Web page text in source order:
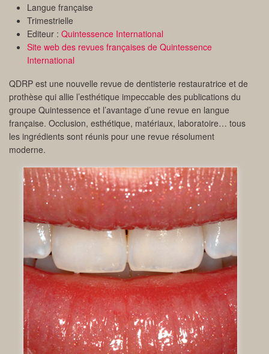
Langue française
Trimestrielle
Editeur : Quintessence International
Site web des revues françaises de Quintessence
International
QDRP est une nouvelle revue de dentisterie restauratrice et de
prothèse qui allie l’esthétique impeccable des publications du
groupe Quintessence et l’avantage d’une revue en langue
française. Occlusion, esthétique, matériaux, laboratoire… tous
les ingrédients sont réunis pour une revue résolument
moderne.